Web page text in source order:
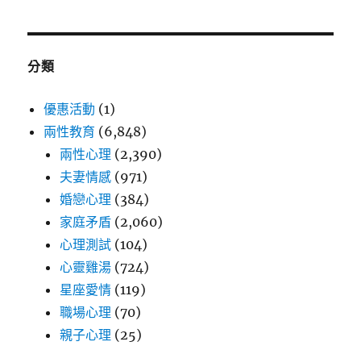
分類
優惠活動 (1)
兩性教育 (6,848)
兩性心理 (2,390)
夫妻情感 (971)
婚戀心理 (384)
家庭矛盾 (2,060)
心理測試 (104)
心靈雞湯 (724)
星座愛情 (119)
職場心理 (70)
親子心理 (25)